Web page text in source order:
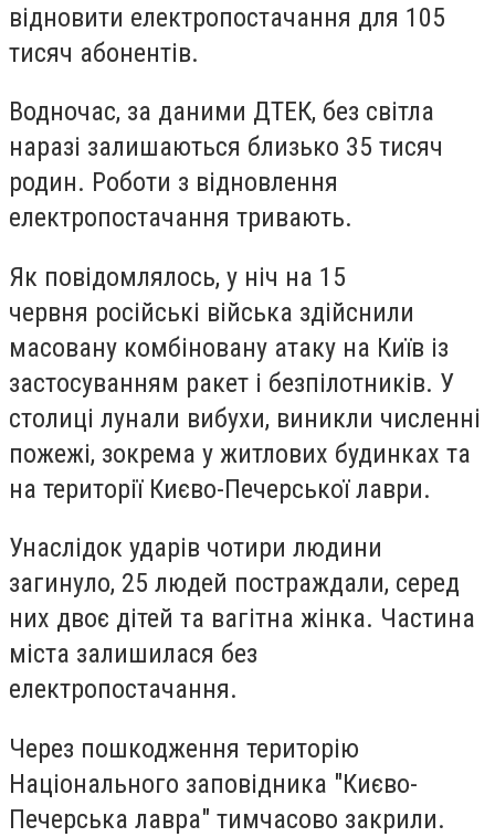
відновити електропостачання для 105
тисяч абонентів.
Водночас, за даними ДТЕК, без світла
наразі залишаються близько 35 тисяч
родин. Роботи з відновлення
електропостачання тривають.
Як повідомлялось, у ніч на 15
червня російські війська здійснили
масовану комбіновану атаку на Київ із
застосуванням ракет і безпілотників. У
столиці лунали вибухи, виникли численні
пожежі, зокрема у житлових будинках та
на території Києво-Печерської лаври.
Унаслідок ударів чотири людини
загинуло, 25 людей постраждали, серед
них двоє дітей та вагітна жінка. Частина
міста залишилася без
електропостачання.
Через пошкодження територію
Національного заповідника "Києво-
Печерська лавра" тимчасово закрили.